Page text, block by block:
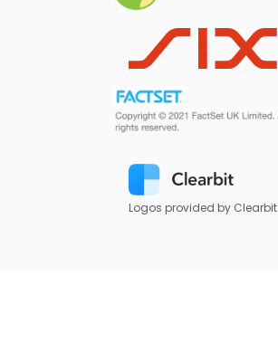
Logos provided by Clearbit